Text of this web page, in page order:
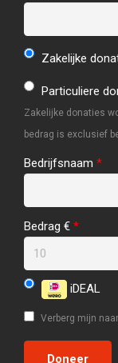
Zakelijke
Particuliere
Zakelijke donaties
bedrag is exclusief
Bedrijfsnaam *
Bedrag € *
iDEAL
Verberg mijn